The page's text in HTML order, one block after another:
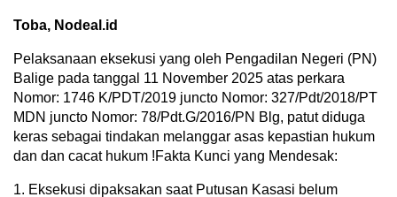
Toba, Nodeal.id
Pelaksanaan eksekusi yang oleh Pengadilan Negeri (PN)
Balige pada tanggal 11 November 2025 atas perkara
Nomor: 1746 K/PDT/2019 juncto Nomor: 327/Pdt/2018/PT
MDN juncto Nomor: 78/Pdt.G/2016/PN Blg, patut diduga
keras sebagai tindakan melanggar asas kepastian hukum
dan dan cacat hukum !Fakta Kunci yang Mendesak:
1. Eksekusi dipaksakan saat Putusan Kasasi belum